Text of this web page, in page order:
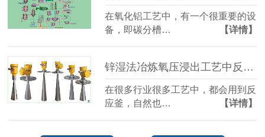
在氧化铝工艺中，有一个很重要的设
备，即碳分槽…
【详情】
锌湿法冶炼氧压浸出工艺中反应釜的液位测量
在很多行业很多工艺中，都会用到反
应釜，自然也…
【详情】